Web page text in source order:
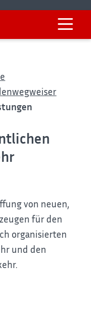
von neuen,
für den
organisierten
und den